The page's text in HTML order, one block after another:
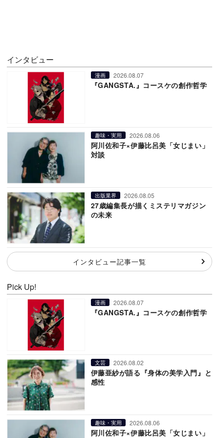
インタビュー
漫画 2026.08.07
『GANGSTA.』コースケの創作哲学
趣味・実用 2026.08.06
阿川佐和子×伊藤比呂美「女じまい」
対談
出版業界 2026.08.05
27歳編集長が描くミステリマガジン
の未来
インタビュー記事一覧
Pick Up!
漫画 2026.08.07
『GANGSTA.』コースケの創作哲学
文芸 2026.08.02
伊藤亜紗が語る『身体の美学入門』と
感性
趣味・実用 2026.08.06
阿川佐和子×伊藤比呂美「女じまい」